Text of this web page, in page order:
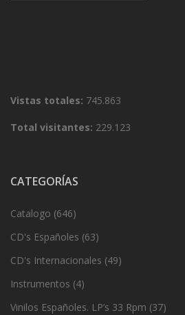
Vistas totales: 745.863
Total visitantes: 229.123
CATEGORÍAS
Catalogo (646)
CD's Españoles (63)
CD's Internacionales (49)
Instrumentos (4)
Vinilos Españoles. LP’s 33 Rpm (37)